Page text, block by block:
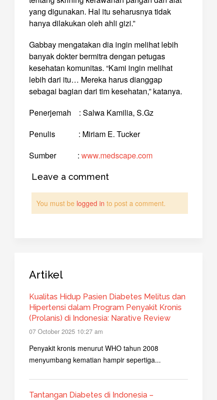
yang digunakan. Hal itu seharusnya tidak
hanya dilakukan oleh ahli gizi.”
Gabbay mengatakan dia ingin melihat lebih
banyak dokter bermitra dengan petugas
kesehatan komunitas. “Kami ingin melihat
lebih dari itu… Mereka harus dianggap
sebagai bagian dari tim kesehatan,” katanya.
Penerjemah : Salwa Kamilia, S.Gz
Penulis : Miriam E. Tucker
Sumber : www.medscape.com
Leave a comment
You must be logged in to post a comment.
Artikel
Kualitas Hidup Pasien Diabetes Melitus dan
Hipertensi dalam Program Penyakit Kronis
(Prolanis) di Indonesia: Narative Review
07 October 2025 10:27 am
Penyakit kronis menurut WHO tahun 2008
menyumbang kematian hampir sepertiga...
Tantangan Diabetes di Indonesia –